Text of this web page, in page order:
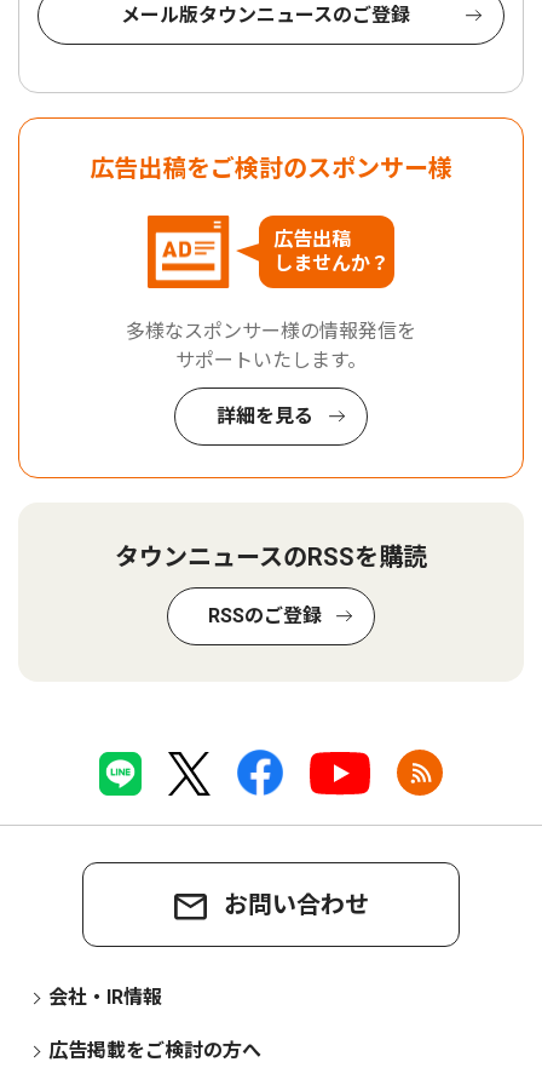
メール版タウンニュースのご登録
広告出稿をご検討のスポンサー様
広告出稿
しませんか？
多様なスポンサー様の情報発信を
サポートいたします。
詳細を見る
タウンニュースのRSSを購読
RSSのご登録
お問い合わせ
会社・IR情報
広告掲載をご検討の方へ